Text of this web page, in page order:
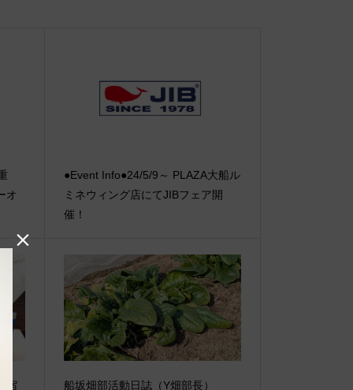
オ
●Event Info●24/5/9～ PLAZA大船ル
ミネウィング店にてJIBフェア開
催！
宿 船坂畑部活動日誌（Y畑部長）
